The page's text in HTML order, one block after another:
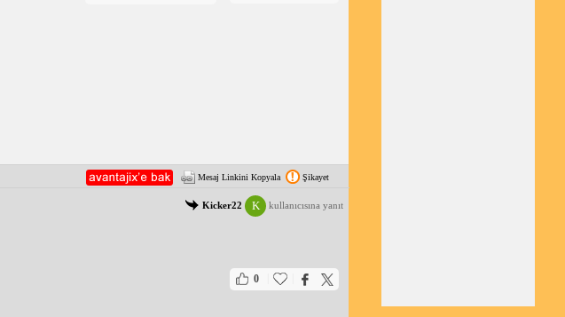
Mesaj Linkini Kopyala Şikayet
Kicker22 K kullanıcısına yanıt
0